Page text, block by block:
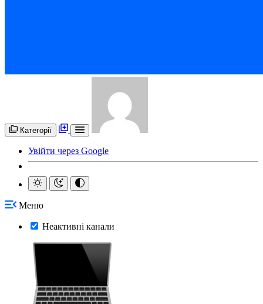
Категорії
Увійти через Google
Меню
Неактивні канали